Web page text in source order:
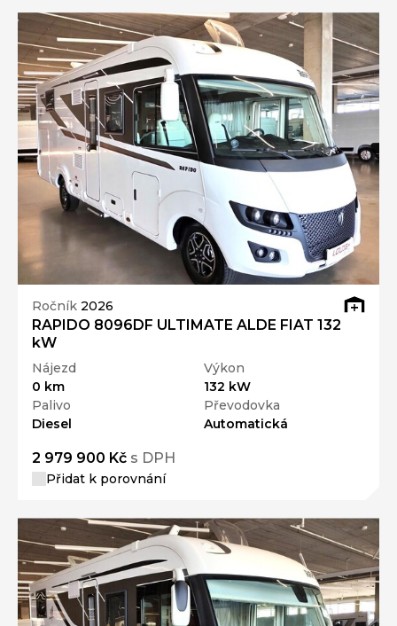
Ročník 2026
RAPIDO 8096DF ULTIMATE ALDE FIAT 132
kW
Nájezd
0 km
Výkon
132 kW
Palivo
Diesel
Převodovka
Automatická
2 979 900 Kč s DPH
Přidat k porovnání